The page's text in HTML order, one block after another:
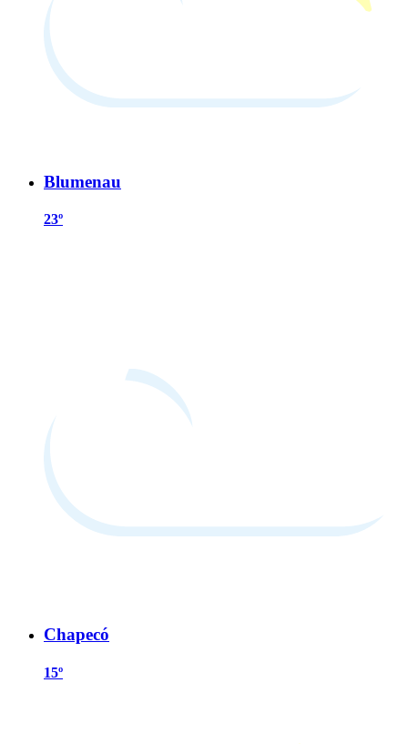
Blumenau
23º
Chapecó
15º